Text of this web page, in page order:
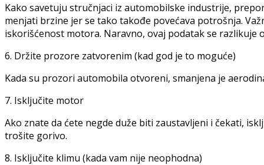
Kako savetuju stručnjaci iz automobilske industrije,
menjati brzine jer se tako takođe povećava potrošnja.
iskorišćenost motora. Naravno, ovaj podatak se razlikuje
6. Držite prozore zatvorenim (kad god je to moguće)
Kada su prozori automobila otvoreni, smanjena je
7. Isključite motor
Ako znate da ćete negde duže biti zaustavljeni i čekati,
trošite gorivo.
8. Isključite klimu (kada vam nije neophodna)